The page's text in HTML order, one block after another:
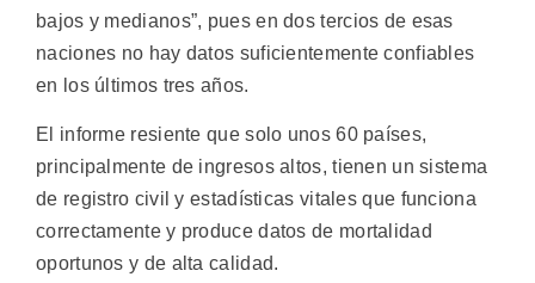
bajos y medianos”, pues en dos tercios de esas
naciones no hay datos suficientemente confiables
en los últimos tres años.
El informe resiente que solo unos 60 países,
principalmente de ingresos altos, tienen un sistema
de registro civil y estadísticas vitales que funciona
correctamente y produce datos de mortalidad
oportunos y de alta calidad.